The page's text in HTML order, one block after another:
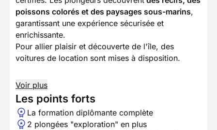
poissons colorés et des paysages sous-marins,
garantissant une expérience sécurisée et
enrichissante.
Pour allier plaisir et découverte de l'île, des
voitures de location sont mises à disposition.
Voir plus
Les points forts
La formation diplômante complète
2 plongées "exploration" en plus